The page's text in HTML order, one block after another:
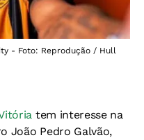
- Foto: Reprodução / Hull
tem interesse na
João Pedro Galvão,